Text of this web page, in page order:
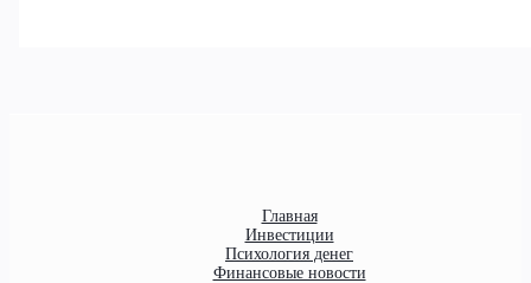
Главная
Инвестиции
Психология денег
Финансовые новости